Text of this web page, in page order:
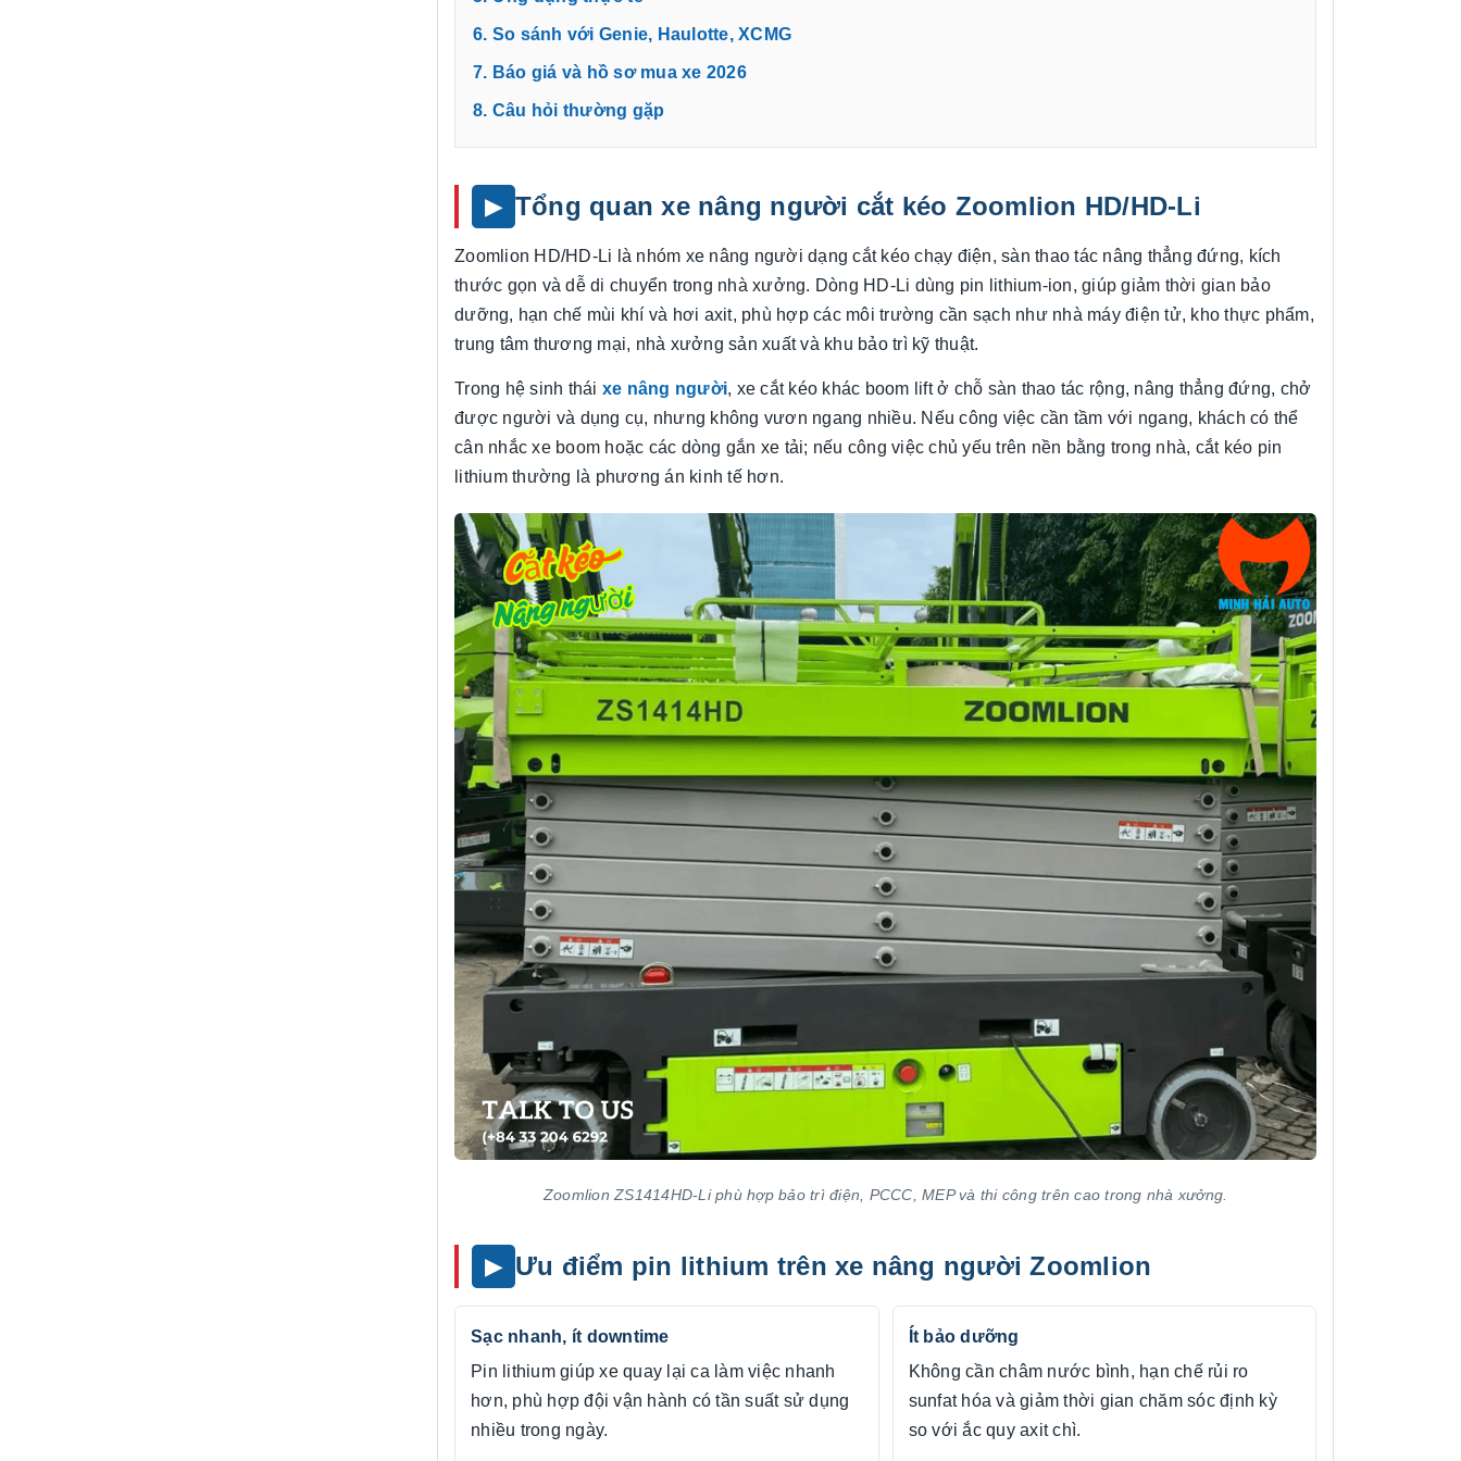
6. So sánh với Genie, Haulotte, XCMG
7. Báo giá và hồ sơ mua xe 2026
8. Câu hỏi thường gặp
Tổng quan xe nâng người cắt kéo Zoomlion HD/HD-Li
Zoomlion HD/HD-Li là nhóm xe nâng người dạng cắt kéo chạy điện, sàn thao tác nâng thẳng đứng, kích
thước gọn và dễ di chuyển trong nhà xưởng. Dòng HD-Li dùng pin lithium-ion, giúp giảm thời gian bảo
dưỡng, hạn chế mùi khí và hơi axit, phù hợp các môi trường cần sạch như nhà máy điện tử, kho thực phẩm,
trung tâm thương mại, nhà xưởng sản xuất và khu bảo trì kỹ thuật.
Trong hệ sinh thái xe nâng người, xe cắt kéo khác boom lift ở chỗ sàn thao tác rộng, nâng thẳng đứng, chở
được người và dụng cụ, nhưng không vươn ngang nhiều. Nếu công việc cần tầm với ngang, khách có thể
cân nhắc xe boom hoặc các dòng gắn xe tải; nếu công việc chủ yếu trên nền bằng trong nhà, cắt kéo pin
lithium thường là phương án kinh tế hơn.
Zoomlion ZS1414HD-Li phù hợp bảo trì điện, PCCC, MEP và thi công trên cao trong nhà xưởng.
Ưu điểm pin lithium trên xe nâng người Zoomlion
Sạc nhanh, ít downtime
Pin lithium giúp xe quay lại ca làm việc nhanh
hơn, phù hợp đội vận hành có tần suất sử dụng
nhiều trong ngày.
Ít bảo dưỡng
Không cần châm nước bình, hạn chế rủi ro
sunfat hóa và giảm thời gian chăm sóc định kỳ
so với ắc quy axit chì.